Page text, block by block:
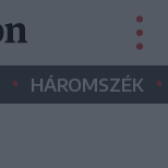
• HÁROMSZÉK •